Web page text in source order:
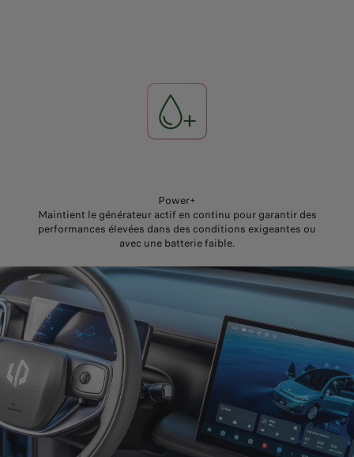
Power+
Maintient le générateur actif en continu pour garantir des
performances élevées dans des conditions exigeantes ou
avec une batterie faible.